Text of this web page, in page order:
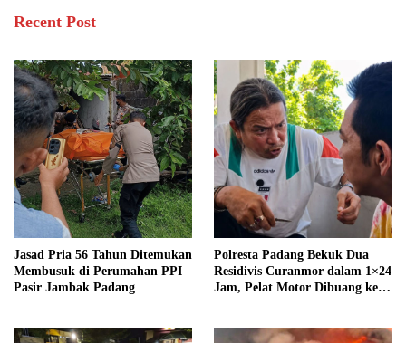
Recent Post
Jasad Pria 56 Tahun Ditemukan
Membusuk di Perumahan PPI
Pasir Jambak Padang
Polresta Padang Bekuk Dua
Residivis Curanmor dalam 1×24
Jam, Pelat Motor Dibuang ke